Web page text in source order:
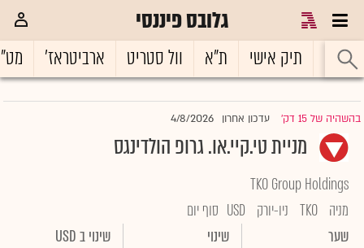
גלובס פיננסי
ראשי תיק אישי ת"א וול סטריט ארביטראז'
בהשהיה של 15 דק' |עדכון אחרון 4/8/2026
מניית טי.קיי.או. גרופ הולדינגס
TKO Group Holdings
מניה TKO ניו-יורק USD סוף יום
שער
שינוי שינוי ב USD